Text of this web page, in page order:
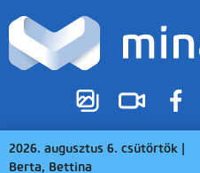
2026. augusztus 6. csütörtök |
Berta, Bettina